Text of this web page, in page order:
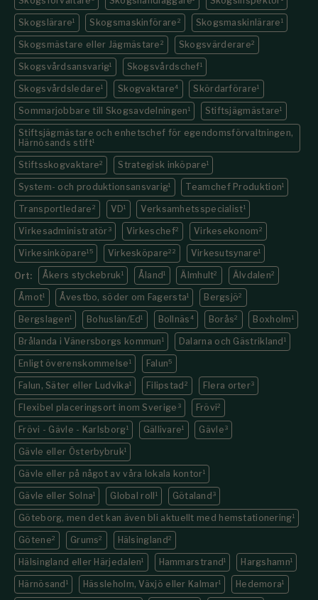
Skogslärare1 Skogsmaskinförare 2 Skogsmaskinlärare 1
Skogsmästare eller Jägmästare 2 Skogsvärderare2
Skogsvårdsansvarig1 Skogsvårdschef1
Skogsvårdsledare1 Skogvaktare4 Skördarförare1
Sommarjobbare till Skogsavdelningen 1 Stiftsjägmästare1
Stiftsjägmästare och enhetschef för egendomsförvaltningen,
Härnösands stift1
Stiftsskogvaktare2 Strategisk inköpare1
System- och produktionsansvarig1 Teamchef Produktion1
Transportledare 2 VD1 Verksamhetsspecialist1
Virkesadministratör 3 Virkeschef2 Virkesekonom 2
Virkesinköpare15 Virkesköpare22 Virkesutsynare1
Ort: Åkers styckebruk1 Åland1 Älmhult2 Älvdalen2
Åmot1 Åvestbo, söder om Fagersta1 Bergsjö2
Bergslagen1 Bohuslän/Ed1 Bollnäs 4 Borås2 Boxholm 1
Brålanda i Vänersborgs kommun 1 Dalarna och Gästrikland 1
Enligt överenskommelse 1 Falun5
Falun, Säter eller Ludvika1 Filipstad 2 Flera orter3
Flexibel placeringsort inom Sverige 3 Frövi2
Frövi - Gävle - Karlsborg1 Gällivare1 Gävle 3
Gävle eller Österbybruk1
Gävle eller på något av våra lokala kontor1
Gävle eller Solna1 Global roll 1 Götaland 3
Göteborg, men det kan även bli aktuellt med hemstationering1
Götene2 Grums2 Hälsingland 2
Hälsingland eller Härjedalen1 Hammarstrand1 Hargshamn1
Härnösand 1 Hässleholm, Växjö eller Kalmar1 Hedemora1